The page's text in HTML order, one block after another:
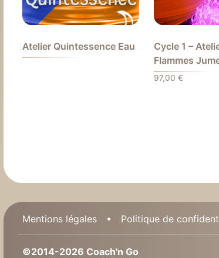
Atelier Quintessence Eau
Cycle 1 –
Flammes
97,00 €
Mentions légales Politique de
©2014-2026 Coach'n Go